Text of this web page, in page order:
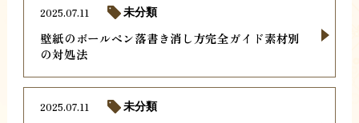
壁紙のボールペン落書き消し方完全ガイド素材別
の対処法
2025.07.11 未分類
2025.07.11 未分類